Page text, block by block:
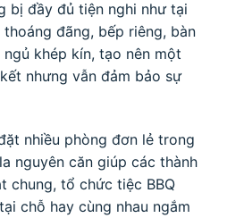
bị đầy đủ tiện nghi như tại
đãng, bếp riêng, bàn
khép kín, tạo nên một
nhưng vẫn đảm bảo sự
nhiều phòng đơn lẻ trong
nguyên căn giúp các thành
chung, tổ chức tiệc BBQ
chỗ hay cùng nhau ngắm